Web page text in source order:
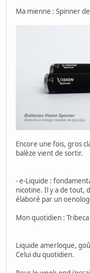
Ma mienne : Spinner
Encore une fois, gros
balèze vient de sortir.
- e-Liquide :
nicotine. Il y a de tout,
élaboré par un
Mon quotidien :
Liquide amerloque,
Celui du quotidien.